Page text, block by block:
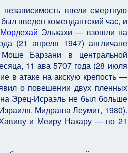
ввели смертную
введен комендантский час, и
Мордехай Элькахи — взошли на
(21 апреля 1947) англичане
Барзани в центральной
11 ава 5707 года (28 июля
в атаке на акскую крепость —
о повешении двух пленных
Эрец-Исраэль не был больше
Мидраша Леумит, 1980).
и Меиру Накару — по 21